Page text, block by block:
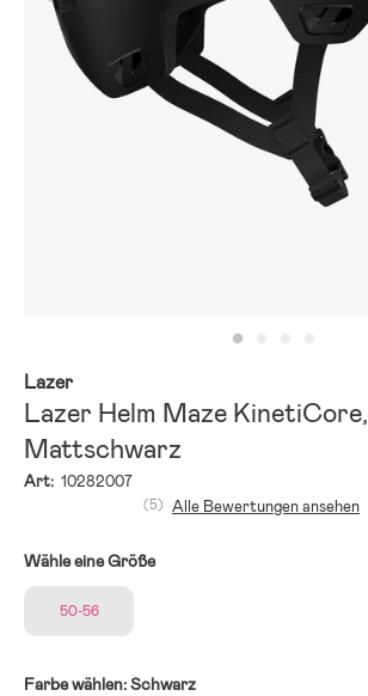
Lazer
Lazer Helm Maze KinetiCore,
Mattschwarz
Art: 10282007
(5) Alle Bewertungen ansehen
Wähle eine Größe
50-56
Farbe wählen:Schwarz